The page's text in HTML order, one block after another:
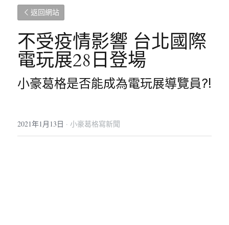
返回網站
不受疫情影響 台北國際
電玩展28日登場
小豪葛格是否能成為電玩展導覽員?!
2021年1月13日 · 小豪葛格寫新聞